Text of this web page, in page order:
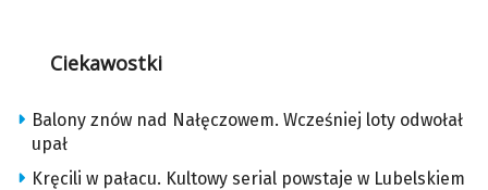
Ciekawostki
Balony znów nad Nałęczowem. Wcześniej loty odwołał
upał
Kręcili w pałacu. Kultowy serial powstaje w Lubelskiem